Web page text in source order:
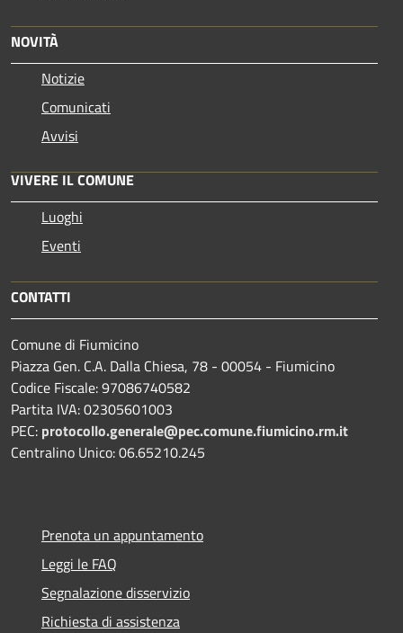
NOVITÀ
Notizie
Comunicati
Avvisi
VIVERE IL COMUNE
Luoghi
Eventi
CONTATTI
Comune di Fiumicino
Piazza Gen. C.A. Dalla Chiesa, 78 - 00054 - Fiumicino
Codice Fiscale: 97086740582
Partita IVA: 02305601003
PEC: protocollo.generale@pec.comune.fiumicino.rm.it
Centralino Unico: 06.65210.245
Prenota un appuntamento
Leggi le FAQ
Segnalazione disservizio
Richiesta di assistenza